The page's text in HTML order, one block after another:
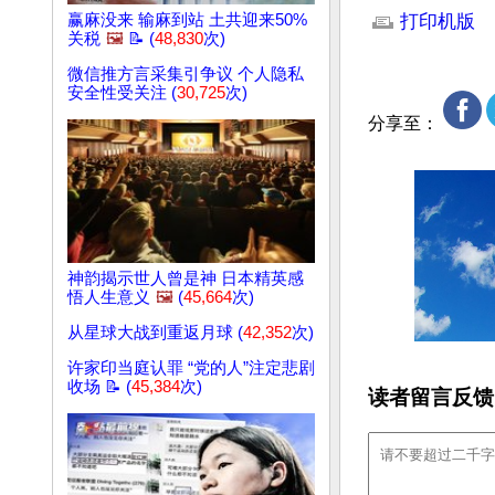
赢麻没来 输麻到站 土共迎来50%
关税 🖼️ 📝 (48,830次)
微信推方言采集引争议 个人隐私
安全性受关注 (30,725次)
神韵揭示世人曾是神 日本精英感
悟人生意义 🖼️ (45,664次)
从星球大战到重返月球 (42,352次)
许家印当庭认罪 “党的人”注定悲剧
收场 📝 (45,384次)
打印机版
分享至：
读者留言反